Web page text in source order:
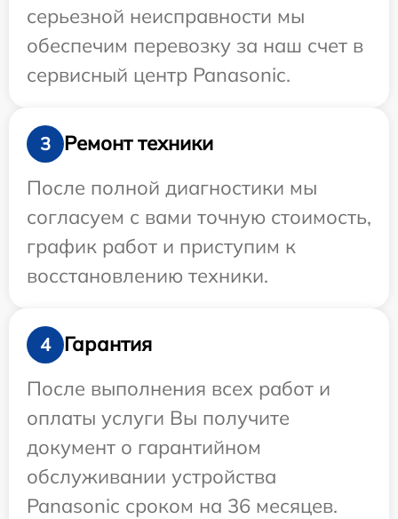
серьезной неисправности мы
обеспечим перевозку за наш счет в
сервисный центр Panasonic.
3
Ремонт техники
После полной диагностики мы
согласуем с вами точную стоимость,
график работ и приступим к
восстановлению техники.
4
Гарантия
После выполнения всех работ и
оплаты услуги Вы получите
документ о гарантийном
обслуживании устройства
Panasonic сроком на 36 месяцев.